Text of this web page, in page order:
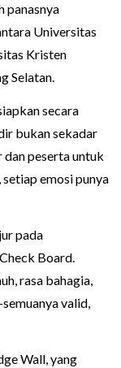
panasnya
Universitas
Kristen
Selatan.
secara
bukan sekadar
peserta untuk
emosi punya
pada
Board.
rasa bahagia,
valid,
Wall, yang